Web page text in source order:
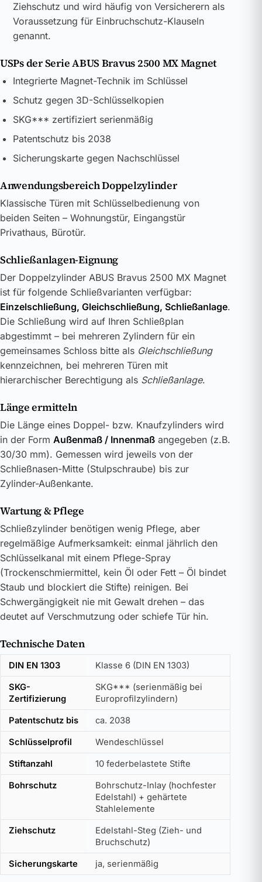
Ziehschutz und wird häufig von Versicherern als
Voraussetzung für Einbruchschutz-Klauseln
genannt.
USPs der Serie ABUS Bravus 2500 MX Magnet
Integrierte Magnet-Technik im Schlüssel
Schutz gegen 3D-Schlüsselkopien
SKG*** zertifiziert serienmäßig
Patentschutz bis 2038
Sicherungskarte gegen Nachschlüssel
Anwendungsbereich Doppelzylinder
Klassische Türen mit Schlüsselbedienung von
beiden Seiten – Wohnungstür, Eingangstür
Privathaus, Bürotür.
Schließanlagen-Eignung
Der Doppelzylinder ABUS Bravus 2500 MX Magnet
ist für folgende Schließvarianten verfügbar:
Einzelschließung, Gleichschließung, Schließanlage.
Die Schließung wird auf Ihren Schließplan
abgestimmt – bei mehreren Zylindern für ein
gemeinsames Schloss bitte als Gleichschließung
kennzeichnen, bei mehreren Türen mit
hierarchischer Berechtigung als Schließanlage.
Länge ermitteln
Die Länge eines Doppel- bzw. Knaufzylinders wird
in der Form Außenmaß / Innenmaß angegeben (z.B.
30/30 mm). Gemessen wird jeweils von der
Schließnasen-Mitte (Stulpschraube) bis zur
Zylinder-Außenkante.
Wartung & Pflege
Schließzylinder benötigen wenig Pflege, aber
regelmäßige Aufmerksamkeit: einmal jährlich den
Schlüsselkanal mit einem Pflege-Spray
(Trockenschmiermittel, kein Öl oder Fett – Öl bindet
Staub und blockiert die Stifte) reinigen. Bei
Schwergängigkeit nie mit Gewalt drehen – das
deutet auf Verschmutzung oder schiefe Tür hin.
Technische Daten
DIN EN 1303 Klasse 6 (DIN EN 1303)
SKG-
Zertifizierung
SKG*** (serienmäßig bei
Europrofilzylindern)
Patentschutz bis ca. 2038
Schlüsselprofil Wendeschlüssel
Stiftanzahl 10 federbelastete Stifte
Bohrschutz
Bohrschutz-Inlay (hochfester
Edelstahl) + gehärtete
Stahlelemente
Ziehschutz
Edelstahl-Steg (Zieh- und
Bruchschutz)
Sicherungskarte ja, serienmäßig